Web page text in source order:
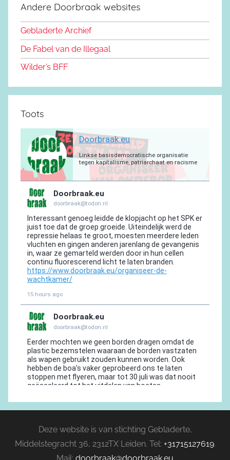
n
b
o
o
Andere Doorbraak websites
Gebladerte Archief
De Fabel van de Illegaal
Wilder’s BFF
Toots
Deze website is van stichting Gebladerte,
Middelstegracht 36, 2312TX Leiden. Tel: +31715127619.